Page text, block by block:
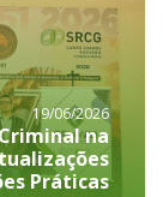
19/06/2026
na
Práticas